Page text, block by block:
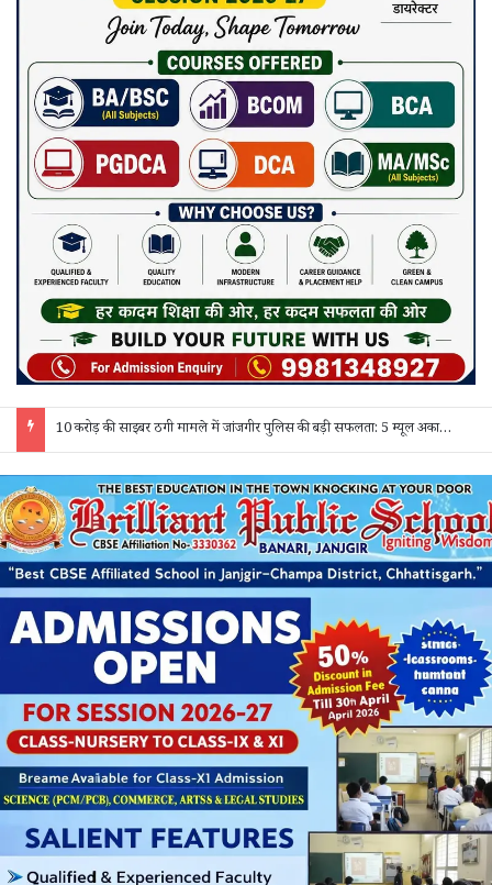
10 करोड़ की साइबर ठगी मामले में जांजगीर पुलिस की बड़ी सफलता: 5 म्यूल अकाउंट होल्डर गिरफ्तार